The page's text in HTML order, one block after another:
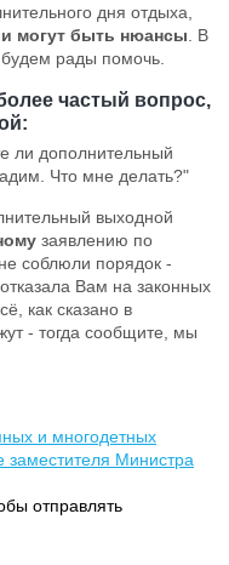
дня отдыха,
могут быть нюансы . В
рады помочь.
частый вопрос,
ли дополнительный
Что мне делать?"
выходной
заявлению по
соблюли порядок -
Вам на законных
как сказано в
- тогда сообщите, мы
и многодетных
Министра
отправлять